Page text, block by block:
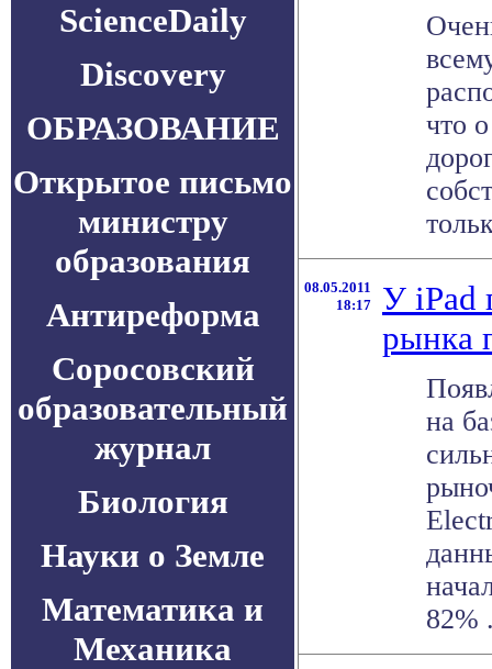
ScienceDaily
Discovery
ОБРАЗОВАНИЕ
Открытое письмо
министру
образования
Антиреформа
Соросовский
образовательный
журнал
Биология
Науки о Земле
Математика и
Механика
что
08.05.2011
18:17
У iPad
рынка
на
82%